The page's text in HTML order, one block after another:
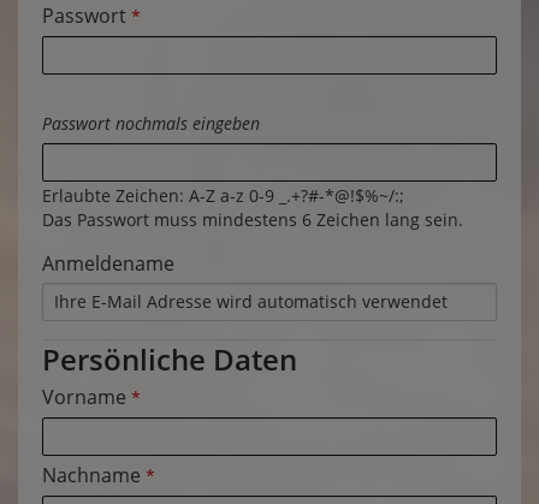
Passwort *
Passwort nochmals eingeben
Erlaubte Zeichen: A-Z a-z 0-9 _.+?#-*@!$%~/:;
Das Passwort muss mindestens 6 Zeichen lang sein.
Anmeldename
Persönliche Daten
Vorname *
Nachname *